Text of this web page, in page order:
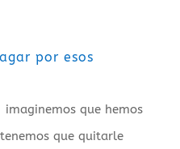
por esos
que hemos
que quitarle